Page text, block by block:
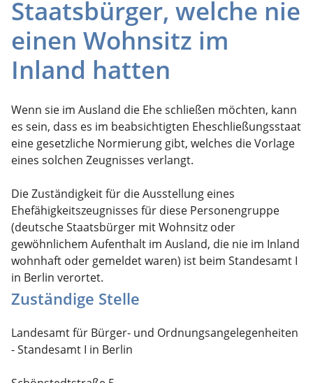
Staatsbürger, welche nie
einen Wohnsitz im
Inland hatten
Wenn sie im Ausland die Ehe schließen möchten, kann
es sein, dass es im beabsichtigten Eheschließungsstaat
eine gesetzliche Normierung gibt, welches die Vorlage
eines solchen Zeugnisses verlangt.
Die Zuständigkeit für die Ausstellung eines
Ehefähigkeitszeugnisses für diese Personengruppe
(deutsche Staatsbürger mit Wohnsitz oder
gewöhnlichem Aufenthalt im Ausland, die nie im Inland
wohnhaft oder gemeldet waren) ist beim Standesamt I
in Berlin verortet.
Zuständige Stelle
Landesamt für Bürger- und Ordnungsangelegenheiten
- Standesamt I in Berlin